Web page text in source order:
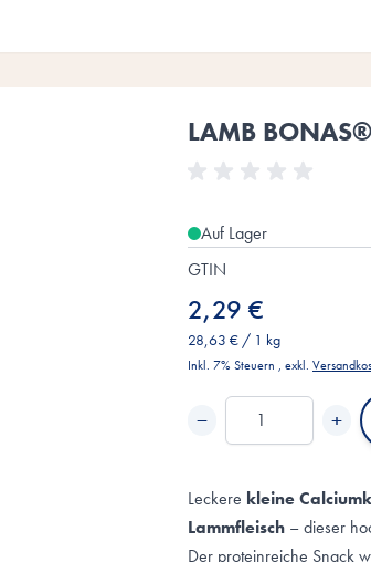
LAMB
Auf Lager
GTIN
2,29 €
28,63 € / 1 kg
Inkl. 7% Steuern , exkl.
− +
Leckere kleine
Lammfleisch – dieser
Der proteinreiche Snack